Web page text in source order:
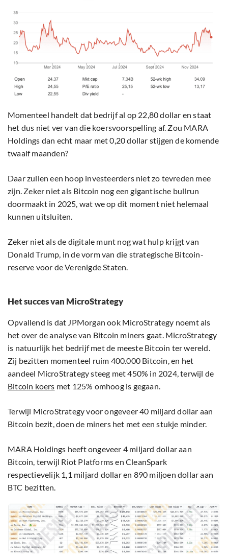
Momenteel handelt dat bedrijf al op 22,80 dollar en staat
het dus niet ver van die koersvoorspelling af. Zou MARA
Holdings dan echt maar met 0,20 dollar stijgen de komende
twaalf maanden?
Daar zullen een hoop investeerders niet zo tevreden mee
zijn. Zeker niet als Bitcoin nog een gigantische bullrun
doormaakt in 2025, wat we op dit moment niet helemaal
kunnen uitsluiten.
Zeker niet als de digitale munt nog wat hulp krijgt van
Donald Trump, in de vorm van die strategische Bitcoin-
reserve voor de Verenigde Staten.
Het succes van MicroStrategy
Opvallend is dat JPMorgan ook MicroStrategy noemt als
het over de analyse van Bitcoin miners gaat. MicroStrategy
is natuurlijk het bedrijf met de meeste Bitcoin ter wereld.
Zij bezitten momenteel ruim 400.000 Bitcoin, en het
aandeel MicroStrategy steeg met 450% in 2024, terwijl de
Bitcoin koers met 125% omhoog is gegaan.
Terwijl MicroStrategy voor ongeveer 40 miljard dollar aan
Bitcoin bezit, doen de miners het met een stukje minder.
MARA Holdings heeft ongeveer 4 miljard dollar aan
Bitcoin, terwijl Riot Platforms en CleanSpark
respectievelijk 1,1 miljard dollar en 890 miljoen dollar aan
BTC bezitten.